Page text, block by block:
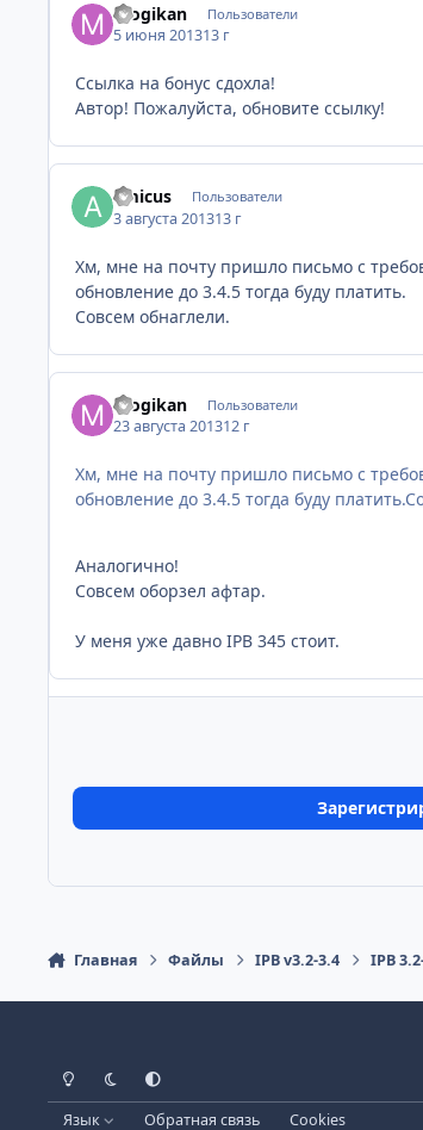
mogikan Пользователи
5 июня 201313 г
Ссылка на бонус сдохла!
Автор! Пожалуйста, обновите ссылку!
amicus Пользователи
3 августа 201313 г
Хм, мне на почту пришло письмо с
обновление до 3.4.5 тогда буду платить.
Совсем обнаглели.
mogikan Пользователи
23 августа 201312 г
Хм, мне на почту пришло письмо с
обновление до 3.4.5 тогда буду
Аналогично!
Совсем оборзел афтар.
У меня уже давно IPB 345 стоит.
Главная Файлы IPB v3.2-3.4 IPB
Светлый режим
Тёмный режим
Системные настройки
Язык Обратная связь Cookies